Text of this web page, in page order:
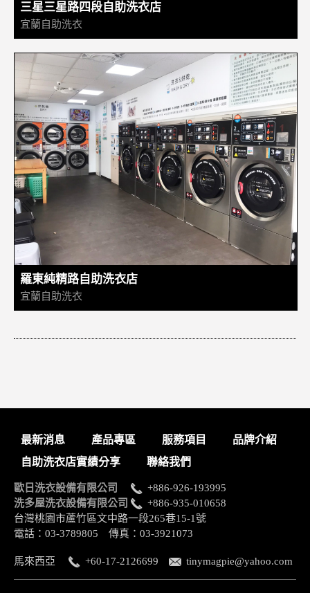
三星三星路四段自助洗衣店
宜蘭自助洗衣
羅東純精路自助洗衣店
宜蘭自助洗衣
最新消息 產品專區 服務項目
品牌介紹
自助洗衣店實績分享
聯絡我們
歐日洗衣設備有限公司
+886-926-193995
洗多屋洗衣設備有限公司
+886-935-010658
台灣桃園市蘆竹區文中路一段265巷15-1號
電話：03-3789805 傳真：03-3921073
馬來西亞 +60-17-2126699 tinymagpie@yahoo.com